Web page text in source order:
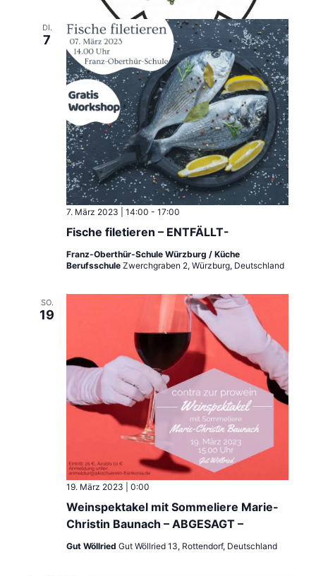
v
i
g
a
t
i
o
n
DI.
7
Fische filetieren – ENTFÄLLT-
7. März 2023 | 14:00 - 17:00
Franz-Oberthür-Schule Würzburg / Küche
Berufsschule Zwerchgraben 2, Würzburg, Deutschland
SO.
19
Weinspektakel mit Sommeliere Marie-
Christin Baunach – ABGESAGT –
19. März 2023 | 0:00
Gut Wöllried Gut Wöllried 13, Rottendorf, Deutschland